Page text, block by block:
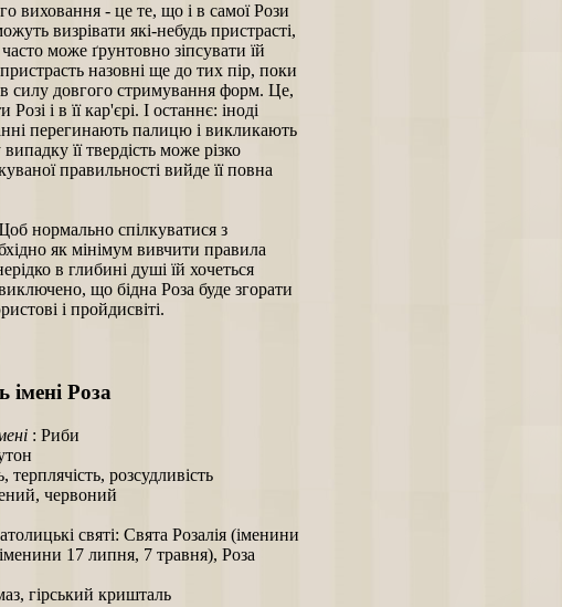
виховання - це те, що і в самої Рози
визрівати які-небудь пристрасті,
може ґрунтовно зіпсувати їй
назовні ще до тих пір, поки
силу довгого стримування форм. Це,
і в її кар'єрі. І останнє: іноді
перегинають палицю і викликають
її твердість може різко
правильності вийде її повна
нормально спілкуватися з
як мінімум вивчити правила
в глибині душі їй хочеться
що бідна Роза буде згорати
і пройдисвіті.
імені Роза
: Риби
терплячість, розсудливість
червоний
святі: Свята Розалія (іменини
17 липня, 7 травня), Роза
гірський кришталь